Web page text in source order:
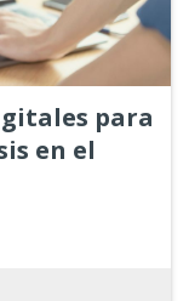
para
en el